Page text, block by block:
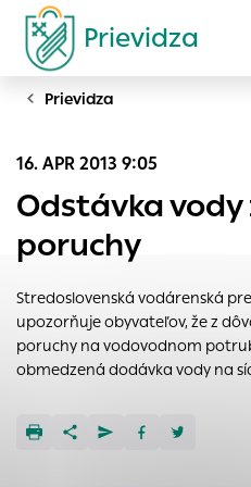
Prievidza
Vyhľadávanie
Prievidza
16. APR 2013 9:05
Odstávka vody
poruchy
Stredoslovenská vodárenská
upozorňuje obyvateľov, že z
poruchy na vodovodnom
obmedzená dodávka vody na
Nastavenie cookies
Cookies sú malé súbory, do
ukladať informácie o vašej
zapamätoval Vaše
voľba v tomto okne.
Vyberte úroveň cookies,
Technické súbory cookie sú